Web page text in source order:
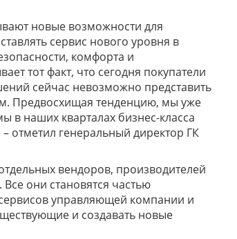
новые возможности для
сервис нового уровня в
комфорта и
тот факт, что сегодня покупатели
сейчас невозможно представить
Предвосхищая тенденцию, мы уже
в наших кварталах бизнес-класса
отметил генеральный директор ГК
вендоров, производителей
они становятся частью
управляющей компании и
и создавать новые